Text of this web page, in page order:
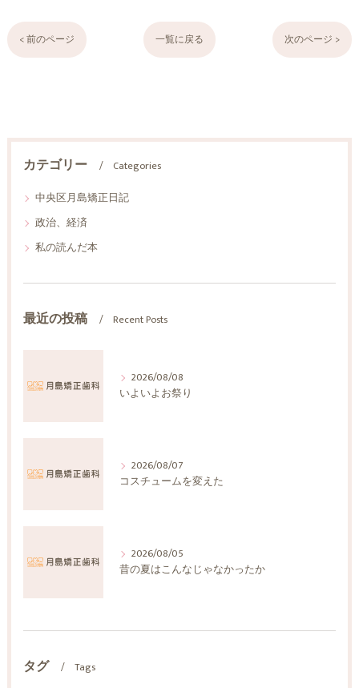
< 前のページ 一覧に戻る 次のページ >
カテゴリー
Categories
中央区月島矯正日記
政治、経済
私の読んだ本
最近の投稿 Recent Posts
2026/08/08
いよいよお祭り
2026/08/07
コスチュームを変えた
2026/08/05
昔の夏はこんなじゃなかったか
タグ Tags